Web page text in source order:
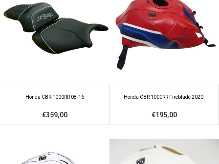
Honda CBR 1000RR 08-16
€359,00
Honda CBR 1000RR Fireblade 2020-
€195,00